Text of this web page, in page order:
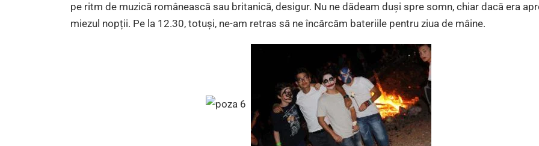
pe ritm de muzică românească sau britanică, desigur. Nu ne dădeam duși spre somn, chiar dacă era
miezul nopții. Pe la 12.30, totuși, ne-am retras să ne încărcăm bateriile pentru ziua de mâine.